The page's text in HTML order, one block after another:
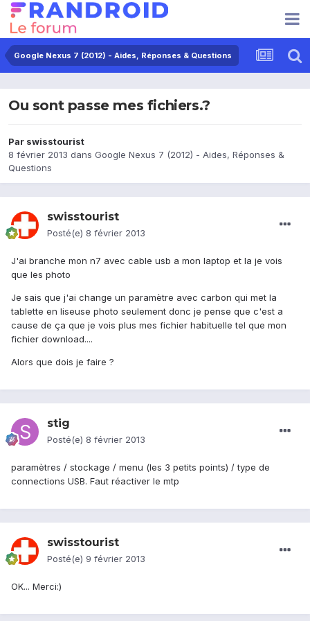
Google Nexus 7 (2012) - Aides, Réponses & Questions
Ou sont passe mes fichiers.?
Par swisstourist
8 février 2013 dans Google Nexus 7 (2012) - Aides, Réponses &
Questions
swisstourist
Posté(e) 8 février 2013
J'ai branche mon n7 avec cable usb a mon laptop et la je vois
que les photo
Je sais que j'ai change un paramètre avec carbon qui met la
tablette en liseuse photo seulement donc je pense que c'est a
cause de ça que je vois plus mes fichier habituelle tel que mon
fichier download....
Alors que dois je faire ?
stig
Posté(e) 8 février 2013
paramètres / stockage / menu (les 3 petits points) / type de
connections USB. Faut réactiver le mtp
swisstourist
Posté(e) 9 février 2013
OK... Merci:)